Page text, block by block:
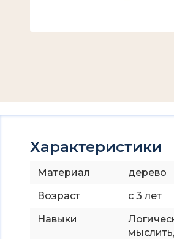
Характеристики
Материал
дерево
Возраст
с 3 лет
Навыки